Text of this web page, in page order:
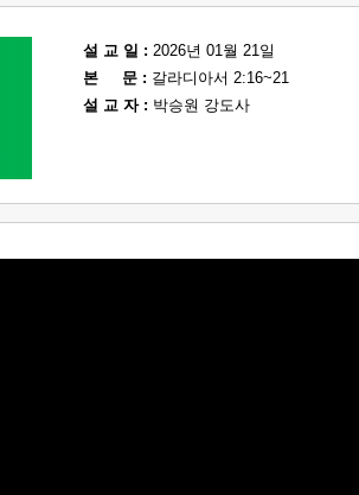
설 교 일 : 2026년 01월 21일
본 문 : 갈라디아서 2:16~21
설 교 자 : 박승원 강도사